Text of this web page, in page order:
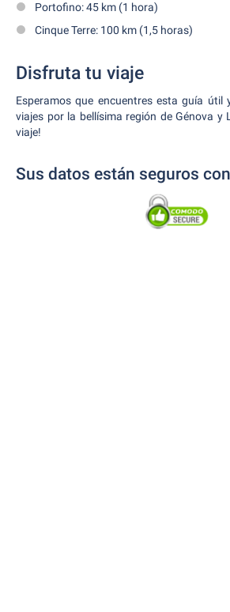
Portofino: 45 km (1 hora)
Cinque Terre: 100 km (1,5 horas)
Disfruta tu viaje
Esperamos que encuentres esta guía
viajes por la bellísima región de Génova y
viaje!
Sus datos están seguros